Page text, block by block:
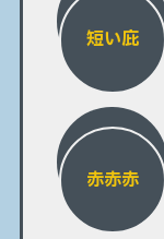
短い庇
赤赤赤